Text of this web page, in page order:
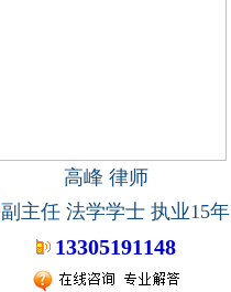
高峰 律师
副主任 法学学士 执业15年
13305191148